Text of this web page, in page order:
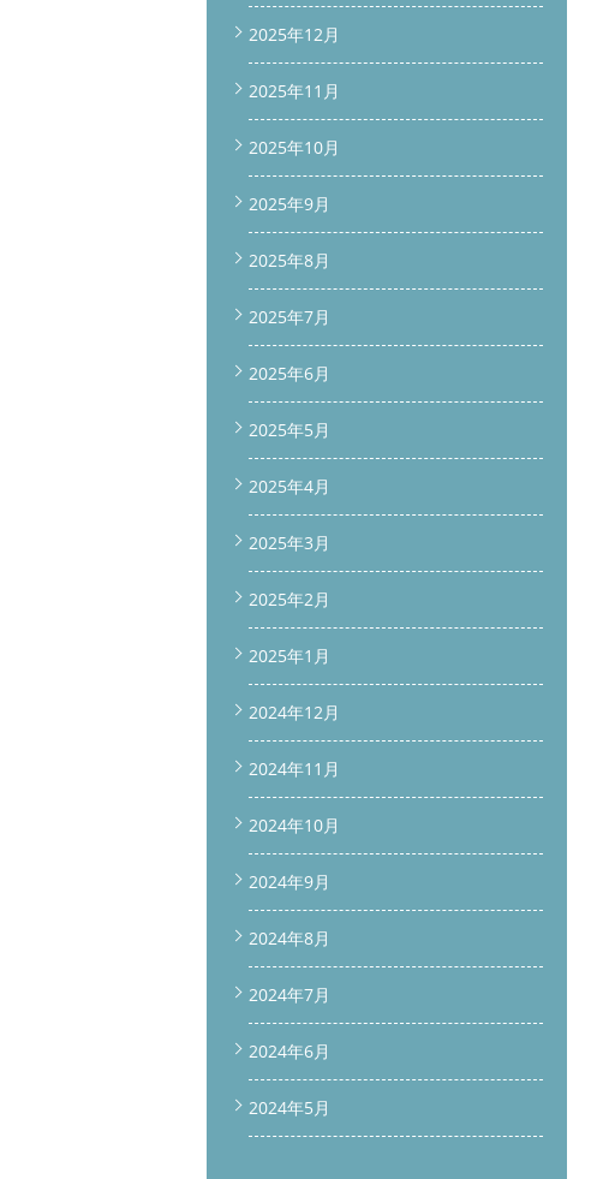
2025年12月
2025年11月
2025年10月
2025年9月
2025年8月
2025年7月
2025年6月
2025年5月
2025年4月
2025年3月
2025年2月
2025年1月
2024年12月
2024年11月
2024年10月
2024年9月
2024年8月
2024年7月
2024年6月
2024年5月